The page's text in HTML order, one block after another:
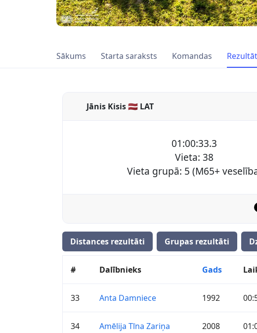
Sākums Starta saraksts Komandas
Jānis Kisis 🇱🇻 LAT
01:00:33.3
Vieta: 38
Vieta grupā: 5 (M65+
Distances rezultāti Grupas rezultāti
# Dalībnieks Gads
33 Anta Damniece 1992
34 Amēlija Tīna Zariņa 2008